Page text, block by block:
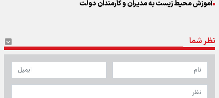
آموزش محیط زیست به مدیران و کارمندان دولت
نظر شما